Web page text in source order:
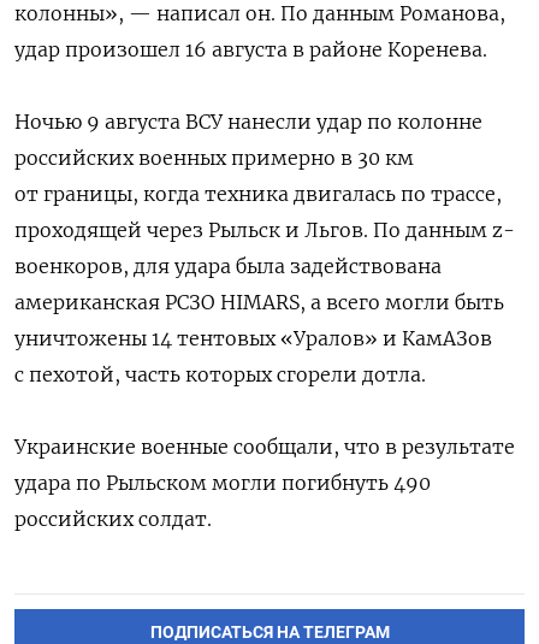
колонны», — написал он. По данным Романова,
удар произошел 16 августа в районе Коренева.
Ночью 9 августа ВСУ нанесли удар по колонне
российских военных примерно в 30 км
от границы, когда техника двигалась по трассе,
проходящей через Рыльск и Льгов. По данным z-
военкоров, для удара была задействована
американская РСЗО HIMARS, а всего могли быть
уничтожены 14 тентовых «Уралов» и КамАЗов
с пехотой, часть которых сгорели дотла.
Украинские военные сообщали, что в результате
удара по Рыльском могли погибнуть 490
российских солдат.
ПОДПИСАТЬСЯ НА ТЕЛЕГРАМ